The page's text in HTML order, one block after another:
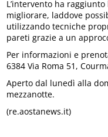
L’intervento ha
migliorare, laddove
utilizzando tecniche
pareti grazie a un
Per informazioni e
6384 Via Roma 51,
Aperto dal lunedì alla
mezzanotte.
(re.aostanews.it)